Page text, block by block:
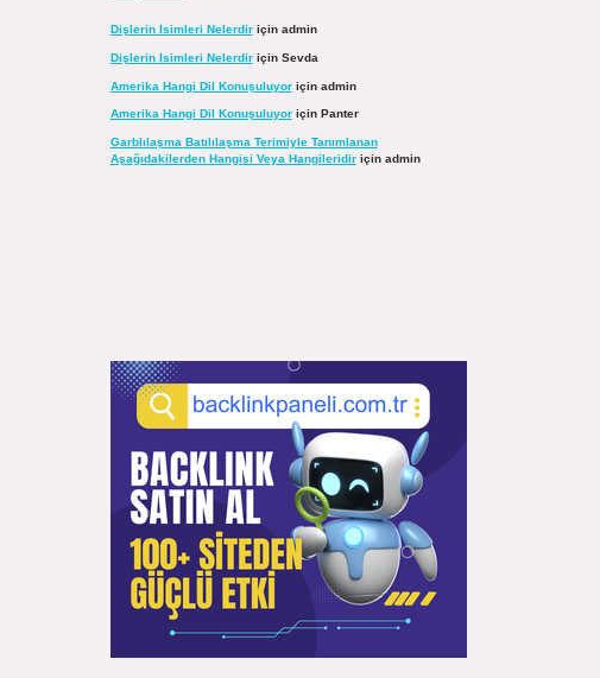
Dişlerin Isimleri Nelerdiriçin admin
Dişlerin Isimleri Nelerdiriçin Sevda
Amerika Hangi Dil Konuşuluyoriçin admin
Amerika Hangi Dil Konuşuluyoriçin Panter
Garblılaşma Batılılaşma Terimiyle Tanımlanan
Aşağıdakilerden Hangisi Veya Hangileridiriçin admin